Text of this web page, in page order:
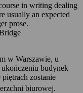
in writing dealing
usually an expected
prose.
w Warszawie, u
budynek
zostanie
biurowej.